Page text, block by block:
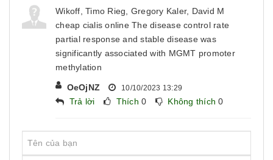
Wikoff, Timo Rieg, Gregory Kaler, David M
cheap cialis online The disease control rate
partial response and stable disease was
significantly associated with MGMT promoter
methylation
OeOjNZ 10/10/2023 13:29
Trả lời Thích 0 Không thích 0